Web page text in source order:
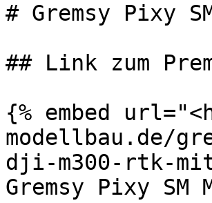
# Gremsy Pixy
## Link zum
{% embed
modellbau.de/
dji-m300-rtk-
Gremsy Pixy SM